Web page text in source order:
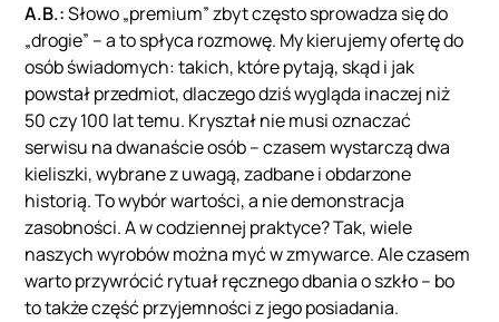
A.B.:Słowo „premium” zbyt często sprowadza się do
„drogie” – a to spłyca rozmowę. My kierujemy ofertę do
osób świadomych: takich, które pytają, skąd i jak
powstał przedmiot, dlaczego dziś wygląda inaczej niż
50 czy 100 lat temu. Kryształ nie musi oznaczać
serwisu na dwanaście osób – czasem wystarczą dwa
kieliszki, wybrane z uwagą, zadbane i obdarzone
historią. To wybór wartości, a nie demonstracja
zasobności. A w codziennej praktyce? Tak, wiele
naszych wyrobów można myć w zmywarce. Ale czasem
warto przywrócić rytuał ręcznego dbania o szkło – bo
to także część przyjemności z jego posiadania.